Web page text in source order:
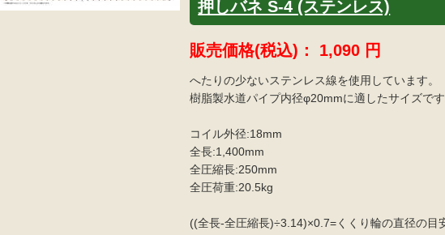
押しバネ S-4 (ステンレス)
販売価格(税込)： 1,090 円
へたりの少ないステンレス線を使用しています。
樹脂製水道パイプ内径φ20mmに適したサイズです
コイル外径:18mm
全長:1,400mm
全圧縮長:250mm
全圧荷重:20.5kg
((全長-全圧縮長)÷3.14)×0.7=くくり輪の直径の目